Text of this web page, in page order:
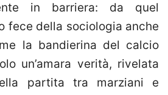
in barriera: da quel
fece della sociologia anche
la bandierina del calcio
un’amara verità, rivelata
partita tra marziani e